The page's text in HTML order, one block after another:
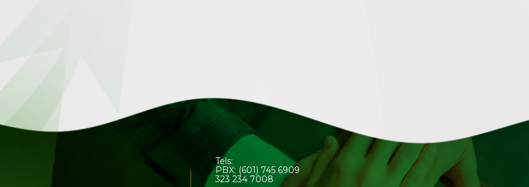
Tels:
PBX: (601) 745 6909
323 234 7008